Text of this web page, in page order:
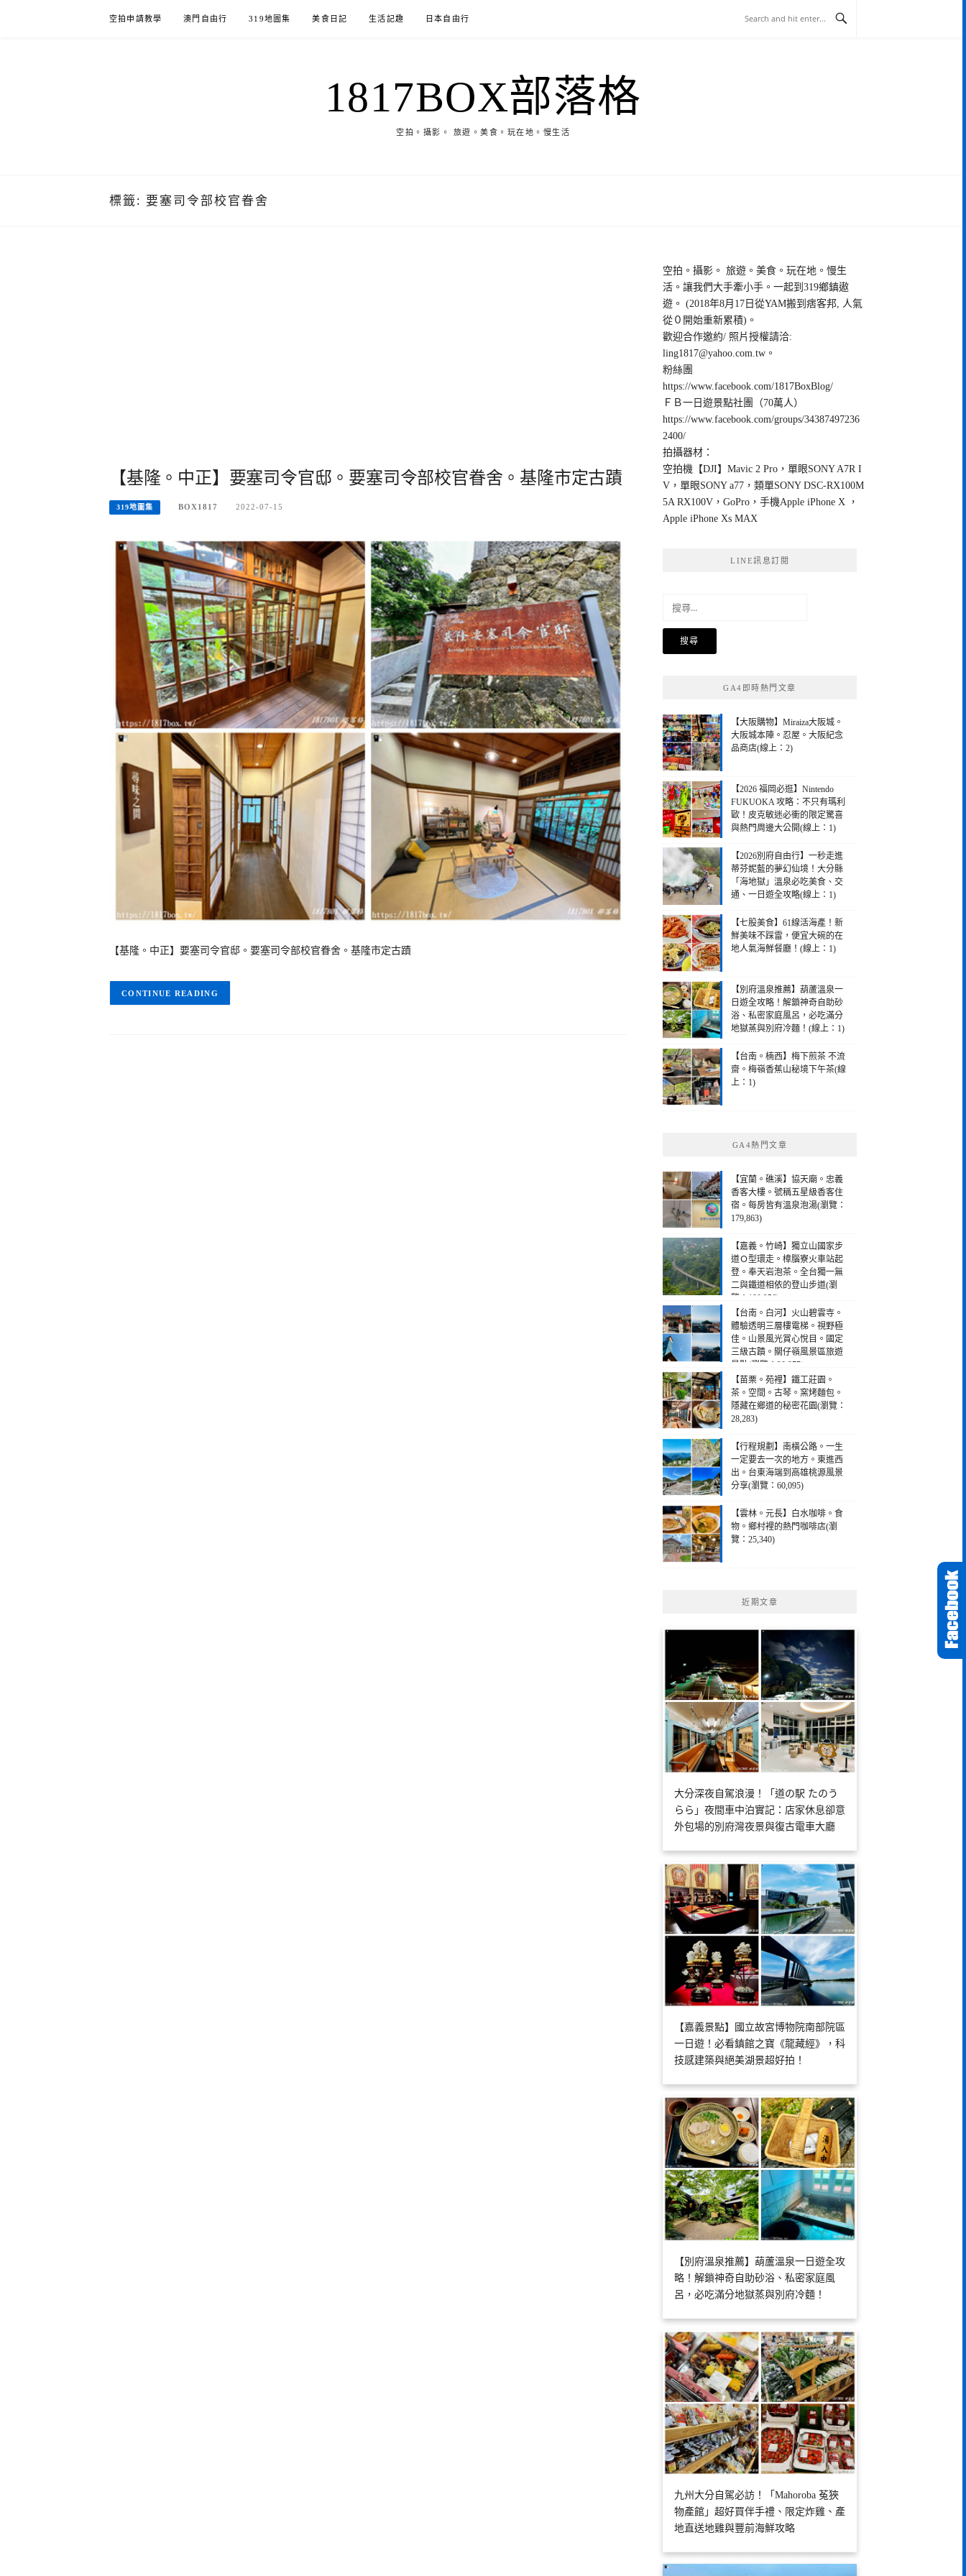
空拍申請教學 澳門自由行 319地圖集 美食日記 生活記趣 日本自由行
1817BOX部落格
空拍。攝影。 旅遊。美食。玩在地。慢生活
標籤: 要塞司令部校官眷舍
【基隆。中正】要塞司令官邸。要塞司令部校官眷舍。基隆市定古蹟
319地圖集 BOX1817 2022-07-15
【基隆。中正】要塞司令官邸。要塞司令部校官眷舍。基隆市定古蹟
CONTINUE READING
空拍。攝影。 旅遊。美食。玩在地。慢生
活。讓我們大手牽小手。一起到319鄉鎮遨
遊。 (2018年8月17日從YAM搬到痞客邦, 人氣
從０開始重新累積)。
歡迎合作邀約/ 照片授權請洽:
ling1817@yahoo.com.tw 。
粉絲團
https://www.facebook.com/1817BoxBlog/
ＦＢ一日遊景點社團（70萬人）
https://www.facebook.com/groups/34387497236
2400/
拍攝器材：
空拍機【DJI】Mavic 2 Pro，單眼SONY A7R I
V，單眼SONY a77，類單SONY DSC-RX100M
5A RX100V，GoPro，手機Apple iPhone X ，
Apple iPhone Xs MAX
LINE訊息訂閱
鍵
GA4即時熱門文章
【大阪購物】Miraiza大阪城。
大阪城本陣。忍屋。大阪紀念
品商店(線上：2)
【2026 福岡必逛】Nintendo
FUKUOKA 攻略：不只有瑪利
歐！皮克敏迷必衝的限定驚喜
與熱門周邊大公開(線上：1)
【2026別府自由行】一秒走進
蒂芬妮藍的夢幻仙境！大分縣
「海地獄」溫泉必吃美食、交
通、一日遊全攻略(線上：1)
【七股美食】61線活海產！新
鮮美味不踩雷，便宜大碗的在
地人氣海鮮餐廳！(線上：1)
【別府溫泉推薦】葫蘆溫泉一
日遊全攻略！解鎖神奇自助砂
浴、私密家庭風呂，必吃滿分
地獄蒸與別府冷麵！(線上：1)
【台南。楠西】梅下煎茶 不流
齋。梅嶺香蕉山秘境下午茶(線
上：1)
GA4熱門文章
【宜蘭。礁溪】協天廟。忠義
香客大樓。號稱五星級香客住
宿。每房皆有溫泉泡湯(瀏覽：
179,863)
【嘉義。竹崎】獨立山國家步
道Ｏ型環走。樟腦寮火車站起
登。奉天岩泡茶。全台獨一無
二與鐵道相依的登山步道(瀏
覽：190,256)
【台南。白河】火山碧雲寺。
體驗透明三層樓電梯。視野極
佳。山景風光賞心悅目。國定
三級古蹟。關仔嶺風景區旅遊
景點(瀏覽：28,975)
【苗栗。苑裡】鐵工莊園。
茶。空間。古琴。窯烤麵包。
隱藏在鄉道的秘密花園(瀏覽：
28,283)
【行程規劃】南橫公路。一生
一定要去一次的地方。東進西
出。台東海端到高雄桃源風景
分享(瀏覽：60,095)
【雲林。元長】白水咖啡。食
物。鄉村裡的熱門咖啡店(瀏
覽：25,340)
近期文章
大分深夜自駕浪漫！「道の駅 たのう
らら」夜間車中泊實記：店家休息卻意
外包場的別府灣夜景與復古電車大廳
【嘉義景點】國立故宮博物院南部院區
一日遊！必看鎮館之寶《龍藏經》，科
技感建築與絕美湖景超好拍！
【別府溫泉推薦】葫蘆溫泉一日遊全攻
略！解鎖神奇自助砂浴、私密家庭風
呂，必吃滿分地獄蒸與別府冷麵！
九州大分自駕必訪！「Mahoroba 菟狹
物產館」超好買伴手禮、限定炸雞、產
地直送地雞與豐前海鮮攻略